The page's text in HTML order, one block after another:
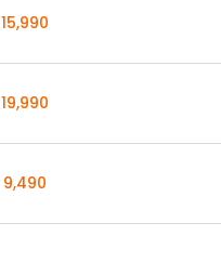
15,990
19,990
9,490